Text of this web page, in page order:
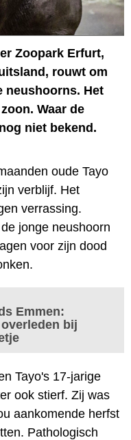
Zoopark Erfurt,
rouwt om
neushoorns. Het
Waar de
niet bekend.
oude Tayo
verblijf. Het
verrassing.
jonge neushoorn
voor zijn dood
Emmen:
bij
Tayo's 17-jarige
ook stierf. Zij was
aankomende herfst
Pathologisch